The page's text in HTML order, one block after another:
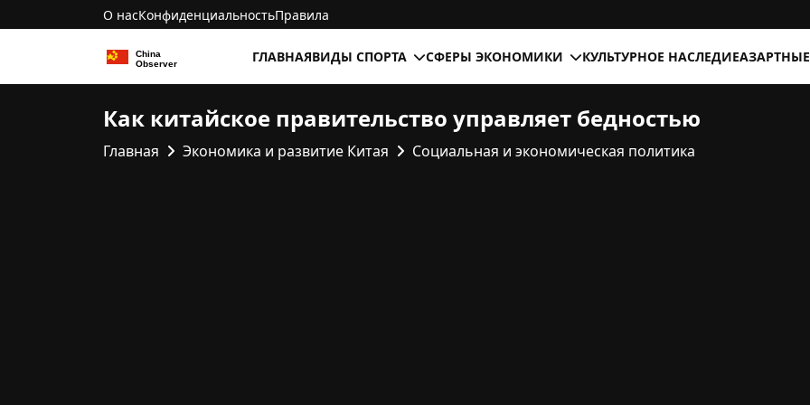
О насКонфиденциальностьПравила
ГЛАВНАЯВИДЫ СПОРТА СФЕРЫ ЭКОНОМИКИ КУЛЬТУРНОЕ НАСЛЕДИЕ
Как китайское правительство управляет бедностью
Главная Экономика и развитие Китая Социальная и экономическая политика